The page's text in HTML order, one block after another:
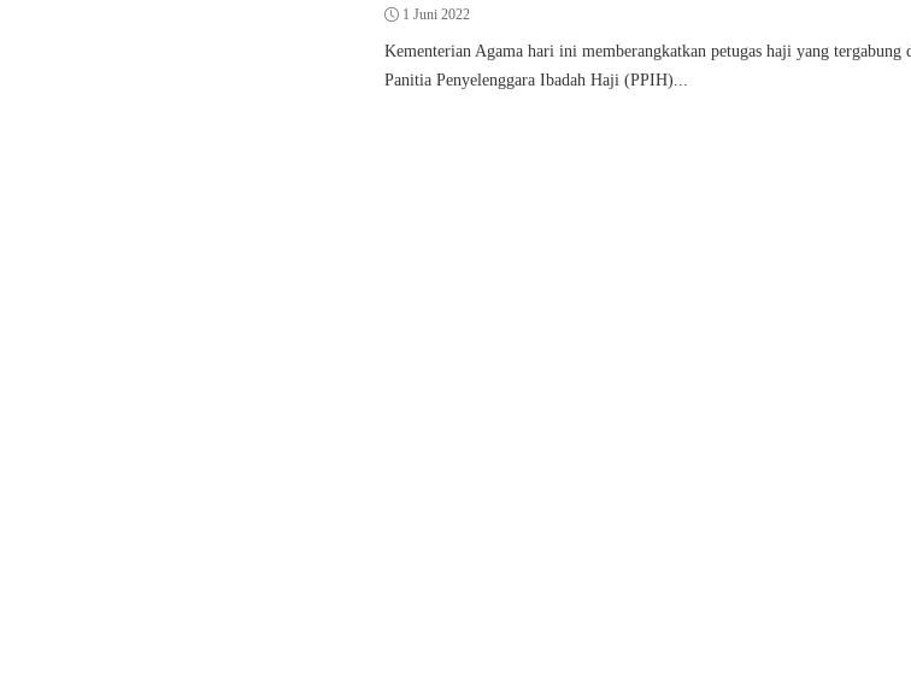
1 Juni 2022
Kementerian Agama hari ini memberangkatkan petugas haji yang tergabung
Panitia Penyelenggara Ibadah Haji (PPIH)...